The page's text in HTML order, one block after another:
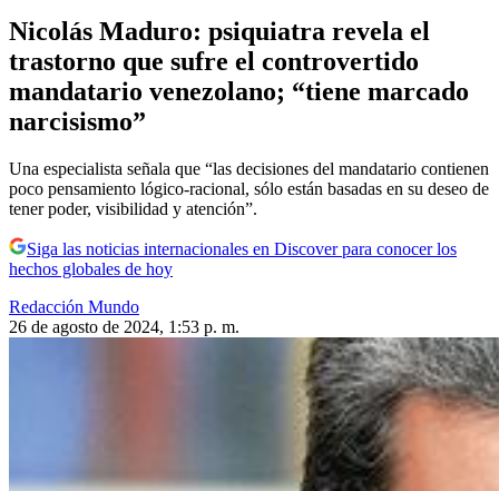
Nicolás Maduro: psiquiatra revela el
trastorno que sufre el controvertido
mandatario venezolano; “tiene marcado
narcisismo”
Una especialista señala que “las decisiones del mandatario contienen
poco pensamiento lógico-racional, sólo están basadas en su deseo de
tener poder, visibilidad y atención”.
Siga las noticias internacionales en Discover para conocer los
hechos globales de hoy
Redacción Mundo
26 de agosto de 2024, 1:53 p. m.